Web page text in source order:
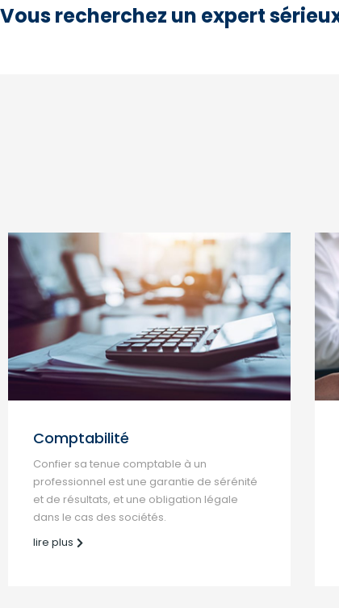
Vous recherchez un expert
Comptabilité
Confier sa tenue comptable à un
professionnel est une garantie de sérénité
et de résultats, et une obligation légale
dans le cas des sociétés.
lire plus